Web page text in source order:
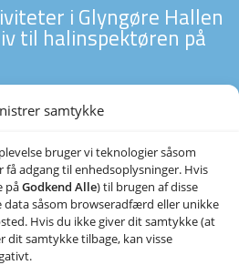
samtykke
bruger vi teknologier såsom
adgang til enhedsoplysninger. Hvis
påGodkend Alle) til brugen af disse
såsom browseradfærd eller unikke
Hvis du ikke giver dit samtykke (at
dit samtykke tilbage, kan visse
i Glyngøre Hallen
til halinspektøren på
22 50 99 10